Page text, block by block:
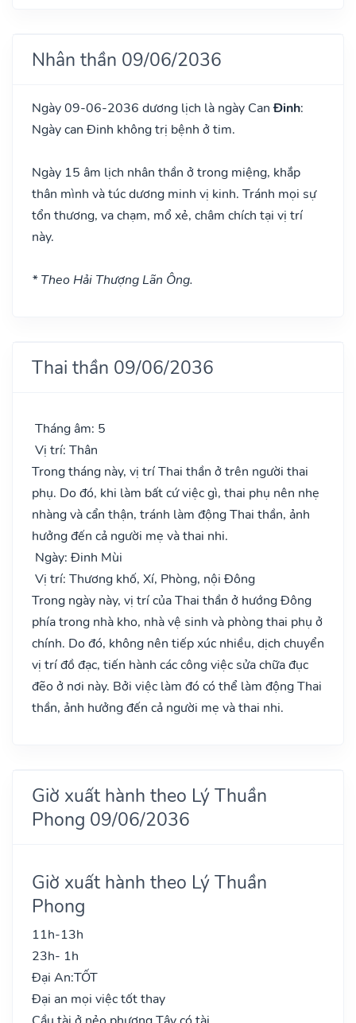
Nhân thần 09/06/2036
Ngày 09-06-2036 dương lịch là ngày CanĐinh:
Ngày can Đinh không trị bệnh ở tim.
Ngày 15 âm lịch nhân thần ở trong miệng, khắp
thân mình và túc dương minh vị kinh. Tránh mọi sự
tổn thương, va chạm, mổ xẻ, châm chích tại vị trí
này.
* Theo Hải Thượng Lãn Ông.
Thai thần 09/06/2036
Tháng âm: 5
Vị trí: Thân
Trong tháng này, vị trí Thai thần ở trên người thai
phụ. Do đó, khi làm bất cứ việc gì, thai phụ nên nhẹ
nhàng và cẩn thận, tránh làm động Thai thần, ảnh
hưởng đến cả người mẹ và thai nhi.
Ngày: Đinh Mùi
Vị trí: Thương khố, Xí, Phòng, nội Đông
Trong ngày này, vị trí của Thai thần ở hướng Đông
phía trong nhà kho, nhà vệ sinh và phòng thai phụ ở
chính. Do đó, không nên tiếp xúc nhiều, dịch chuyển
vị trí đồ đạc, tiến hành các công việc sửa chữa đục
đẽo ở nơi này. Bởi việc làm đó có thể làm động Thai
thần, ảnh hưởng đến cả người mẹ và thai nhi.
Giờ xuất hành theo Lý Thuần
Phong 09/06/2036
Giờ xuất hành theo Lý Thuần
Phong
11h-13h
23h- 1h
Đại An:TỐT
Đại an mọi việc tốt thay